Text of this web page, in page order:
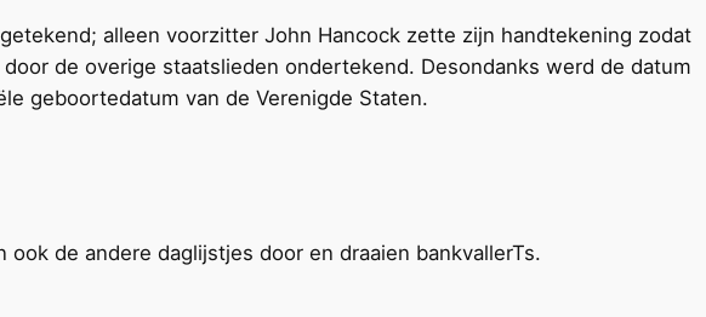
alleen voorzitter John Hancock zette zijn handtekening zodat
de overige staatslieden ondertekend. Desondanks werd de datum
geboortedatum van de Verenigde Staten.
de andere daglijstjes door en draaien bankvallerTs.